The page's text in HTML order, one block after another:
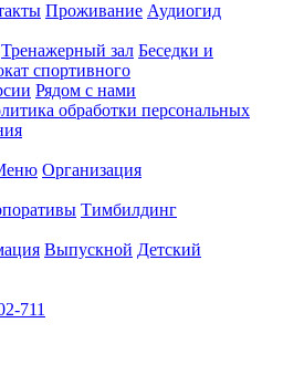
Проживание Аудиогид
Тренажерный зал Беседки и
спортивного
Рядом с нами
обработки персональных
Организация
Тимбилдинг
Выпускной Детский
711